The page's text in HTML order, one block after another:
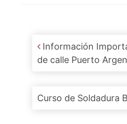
Post
Información
de calle Puerto
Curso de Soldadura